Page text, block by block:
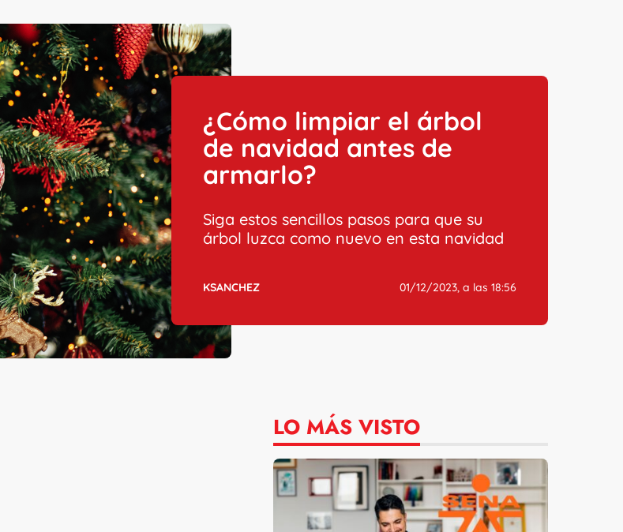
¿Cómo limpiar el árbol
de navidad antes de
armarlo?
Siga estos sencillos pasos para que su
árbol luzca como nuevo en esta navidad
KSANCHEZ 01/12/2023, a las 18:56
LO MÁS VISTO